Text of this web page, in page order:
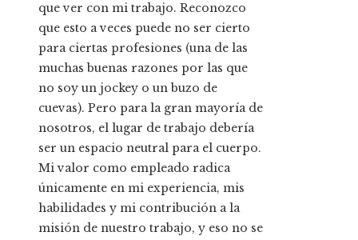
que ver con mi trabajo. Reconozco
que esto a veces puede no ser cierto
para ciertas profesiones (una de las
muchas buenas razones por las que
no soy un jockey o un buzo de
cuevas). Pero para la gran mayoría de
nosotros, el lugar de trabajo debería
ser un espacio neutral para el cuerpo.
Mi valor como empleado radica
únicamente en mi experiencia, mis
habilidades y mi contribución a la
misión de nuestro trabajo, y eso no se